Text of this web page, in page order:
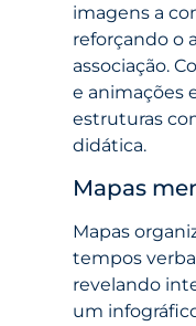
imagens a
reforçando o
associação.
e animações
estruturas
didática.
Mapas
Mapas
tempos
revelando
um